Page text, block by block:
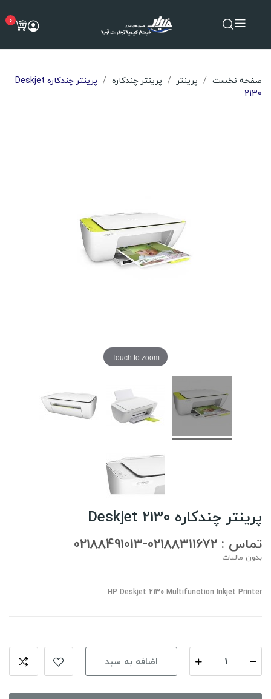
0
صفحه نخست پرینتر پرینتر چندکاره
پرینتر چندکاره Deskjet
2130
Touch to zoom
پرینتر چندکاره Deskjet 2130
تماس : 02188311672-02188491013
بدون مالیات
HP Deskjet 2130 Multifunction Inkjet Printer
اضافه به سبد